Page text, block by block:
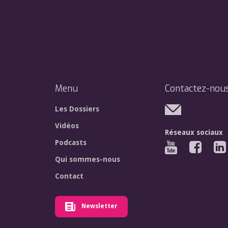
Menu
Les Dossiers
Vidéos
Podcasts
Qui sommes-nous
Contact
Newsletter
Contactez-
Réseaux sociaux